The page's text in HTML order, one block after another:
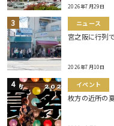
2026年7月29日
ニュース
宮之阪に行列
2026年7月10日
イベント
枚方の近所の